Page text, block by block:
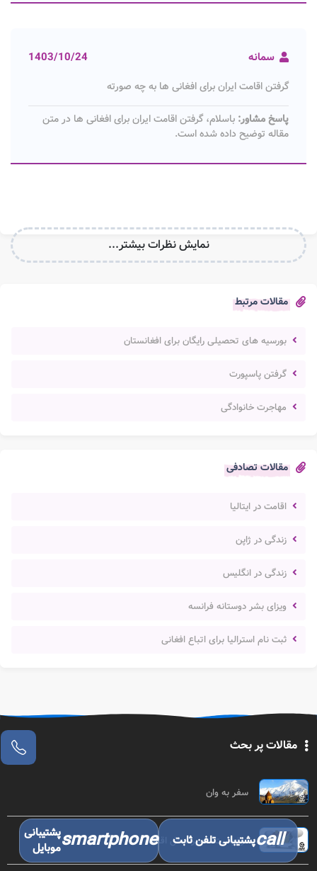
مقالات مرتبط
بورسیه های تحصیلی رایگان برای افغانستان
گرفتن پاسپورت
مهاجرت خانوادگی
مقالات تصادفی
اقامت در ایتالیا
زندگی در ژاپن
زندگی در انگلیس
ویزای بشر دوستانه فرانسه
ثبت نام استرالیا برای اتباع افغانی
سمانه 1403/10/24
گرفتن اقامت ایران برای افغانی ها به چه صورته
پاسخ مشاور: باسلام، گرفتن اقامت ایران برای افغانی ها در متن
مقاله توضیح داده شده است.
نمایش نظرات بیشتر...
مقالات پر بحث
سفر به وان
درخواست تغییر محل اقامت callپشتیبانی تلفن ثابت smartphoneپشتیبانی
موبایل